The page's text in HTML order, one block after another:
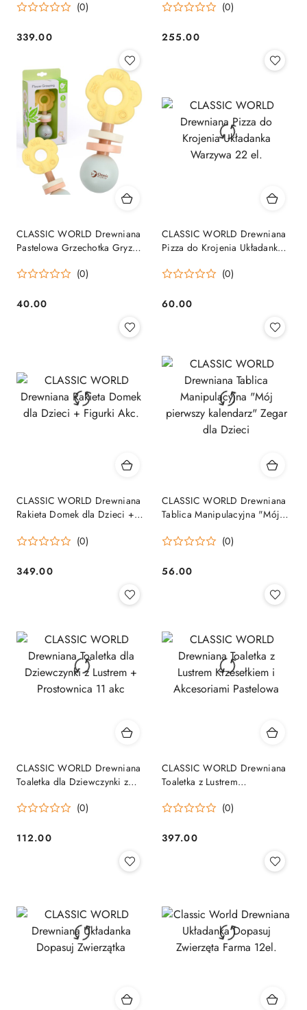
(0)
Cena:
339.00
(0)
Cena:
255.00
CLASSIC WORLD Drewniana
Pastelowa Grzechotka Gryzak
(0)
Cena:
40.00
CLASSIC WORLD Drewniana
Pizza do Krojenia Układanka
(0)
Cena:
60.00
CLASSIC WORLD Drewniana
Rakieta Domek dla Dzieci +
(0)
Cena:
349.00
CLASSIC WORLD Drewniana
Tablica Manipulacyjna "Mój
dla Dzieci
(0)
Cena:
56.00
CLASSIC WORLD Drewniana
Toaletka dla Dziewczynki z
(0)
Cena:
112.00
CLASSIC WORLD Drewniana
Toaletka z Lustrem
Pastelowa
(0)
Cena:
397.00